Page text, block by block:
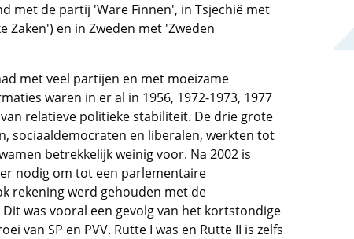
met de partij 'Ware Finnen', in Tsjechië met
Zaken') en in Zweden met 'Zweden
met veel partijen en met moeizame
waren in er al in 1956, 1972-1973, 1977
relatieve politieke stabiliteit. De drie grote
sociaaldemocraten en liberalen, werkten tot
betrekkelijk weinig voor. Na 2002 is
nodig om tot een parlementaire
rekening werd gehouden met de
was vooral een gevolg van het kortstondige
van SP en PVV. Rutte I was en Rutte II is zelfs